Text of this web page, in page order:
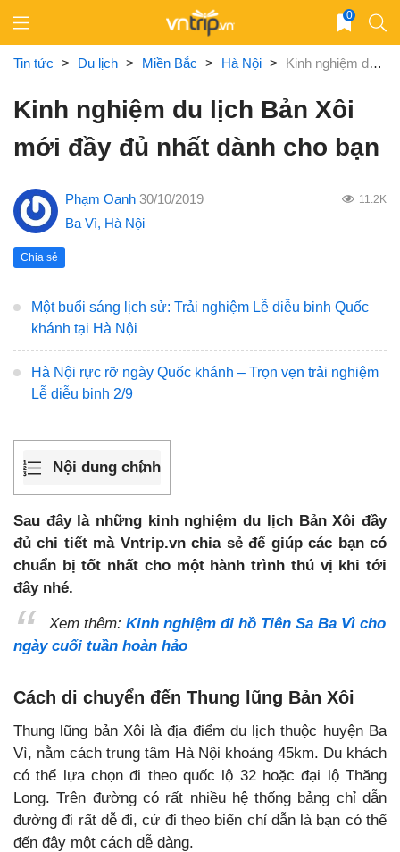
content
0
Tin tức > Du lịch > Miền Bắc > Hà Nội > Kinh nghiệm du lịch Bản Xôi mới đầy đủ nhất dành cho bạn
Kinh nghiệm du lịch Bản Xôi
mới đầy đủ nhất dành cho bạn
Phạm Oanh 30/10/2019 11.2K
Ba Vì, Hà Nội
Chia sẻ
Một buổi sáng lịch sử: Trải nghiệm Lễ diễu binh Quốc
khánh tại Hà Nội
Hà Nội rực rỡ ngày Quốc khánh – Trọn vẹn trải nghiệm
Lễ diễu binh 2/9
Nội dung chính
Sau đây là những kinh nghiệm du lịch Bản Xôi đầy
đủ chi tiết mà Vntrip.vn chia sẻ để giúp các bạn có
chuẩn bị tốt nhất cho một hành trình thú vị khi tới
đây nhé.
Xem thêm: Kinh nghiệm đi hồ Tiên Sa Ba Vì cho
ngày cuối tuần hoàn hảo
Cách di chuyển đến Thung lũng Bản Xôi
Thung lũng bản Xôi là địa điểm du lịch thuộc huyện Ba
Vì, nằm cách trung tâm Hà Nội khoảng 45km. Du khách
có thể lựa chọn đi theo quốc lộ 32 hoặc đại lộ Thăng
Long. Trên đường có rất nhiều hệ thống bảng chỉ dẫn
đường đi rất dễ đi, cứ đi theo biển chỉ dẫn là bạn có thể
đến đây một cách dễ dàng.